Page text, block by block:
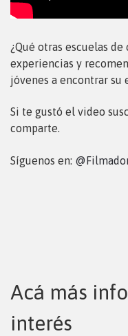
¿Qué otras escuelas
experiencias y
jóvenes a encontrar su
Si te gustó el video
comparte.
Síguenos en:
Acá más
interés